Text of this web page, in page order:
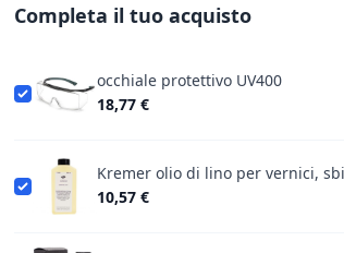
Completa il tuo acquisto
occhiale protettivo UV400
18,77 €
Kremer olio di lino per vernici,
10,57 €